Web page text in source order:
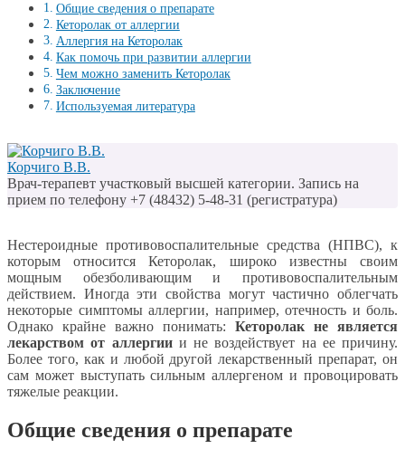
Общие сведения о препарате
Кеторолак от аллергии
Аллергия на Кеторолак
Как помочь при развитии аллергии
Чем можно заменить Кеторолак
Заключение
Используемая литература
Корчиго В.В.
Врач-терапевт участковый высшей категории. Запись на
прием по телефону +7 (48432) 5-48-31 (регистратура)
Нестероидные противовоспалительные средства (НПВС), к
которым относится Кеторолак, широко известны своим
мощным обезболивающим и противовоспалительным
действием. Иногда эти свойства могут частично облегчать
некоторые симптомы аллергии, например, отечность и боль.
Однако крайне важно понимать: Кеторолак не является
лекарством от аллергиии не воздействует на ее причину.
Более того, как и любой другой лекарственный препарат, он
сам может выступать сильным аллергеном и провоцировать
тяжелые реакции.
Общие сведения о препарате